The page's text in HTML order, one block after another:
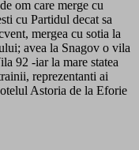
om care merge cu
cu Partidul decat sa
mergea cu sotia la
avea la Snagov o vila
92 -iar la mare statea
reprezentanti ai
Astoria de la Eforie